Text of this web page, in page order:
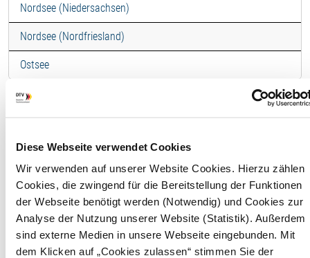
Diese Webseite verwendet Cookies
Wir verwenden auf unserer Website Cookies. Hierzu zählen
Cookies, die zwingend für die Bereitstellung der Funktionen
der Webseite benötigt werden (Notwendig) und Cookies zur
Analyse der Nutzung unserer Website (Statistik). Außerdem
sind externe Medien in unsere Webseite eingebunden. Mit
dem Klicken auf „Cookies zulassen“ stimmen Sie der
Nordsee (Niedersachsen)
Nordsee (Nordfriesland)
Ostsee
Ferienhaus - 12808
Wohnfläche
160,00
m²
Maximale
Belegung
6